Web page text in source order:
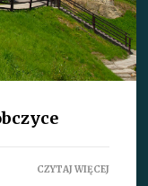
CZYTAJ WIĘCEJ